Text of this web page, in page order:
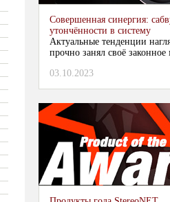
Совершенная синергия:
утончённости в систему
Актуальные тенденции
прочно занял своё законное
03.10.2023